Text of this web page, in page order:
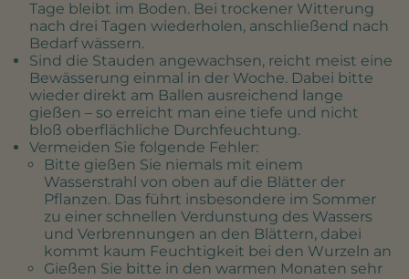
Tage bleibt im Boden. Bei trockener Witterung
nach drei Tagen wiederholen, anschließend nach
Bedarf wässern.
Sind die Stauden angewachsen, reicht meist eine
Bewässerung einmal in der Woche. Dabei bitte
wieder direkt am Ballen ausreichend lange
gießen – so erreicht man eine tiefe und nicht
bloß oberflächliche Durchfeuchtung.
Vermeiden Sie folgende Fehler:
Bitte gießen Sie niemals mit einem
Wasserstrahl von oben auf die Blätter der
Pflanzen. Das führt insbesondere im Sommer
zu einer schnellen Verdunstung des Wassers
und Verbrennungen an den Blättern, dabei
kommt kaum Feuchtigkeit bei den Wurzeln an
Gießen Sie bitte in den warmen Monaten sehr